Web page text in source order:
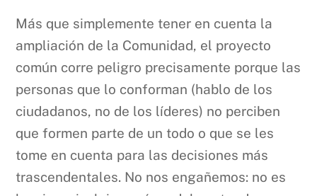
Más que simplemente tener en cuenta la
ampliación de la Comunidad, el proyecto
común corre peligro precisamente porque las
personas que lo conforman (hablo de los
ciudadanos, no de los líderes) no perciben
que formen parte de un todo o que se les
tome en cuenta para las decisiones más
trascendentales. No nos engañemos: no es